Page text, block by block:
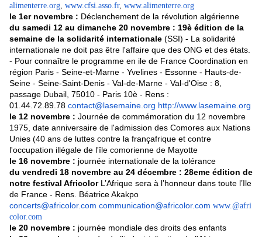
alimenterre.org, www.cfsi.asso.fr, www.alimenterre.org
le 1er novembre : Déclenchement de la révolution algérienne
du samedi 12 au dimanche 20 novembre : 19è édition de la
semaine de la solidarité internationale (SSI) - La solidarité
internationale ne doit pas être l'affaire que des ONG et des états.
- Pour connaître le programme en ile de France Coordination en
région Paris - Seine-et-Marne - Yvelines - Essonne - Hauts-de-
Seine - Seine-Saint-Denis - Val-de-Marne - Val-d'Oise : 8,
passage Dubail, 75010 - Paris 10è - Rens :
01.44.72.89.78 contact@lasemaine.org http://www.lasemaine.org
le 12 novembre : Journée de commémoration du 12 novembre
1975, date anniversaire de l'admission des Comores aux Nations
Unies (40 ans de luttes contre la françafrique et contre
l'occupation illégale de l'île comorienne de Mayotte
le 16 novembre : journée internationale de la tolérance
du vendredi 18 novembre au 24 décembre : 28eme édition de
notre festival AfricolorL’Afrique sera à l’honneur dans toute l’Ile
de France - Rens. Béatrice Akakpo
concerts@africolor.com communication@africolor.com www.@afri
color.com
le 20 novembre : journée mondiale des droits des enfants